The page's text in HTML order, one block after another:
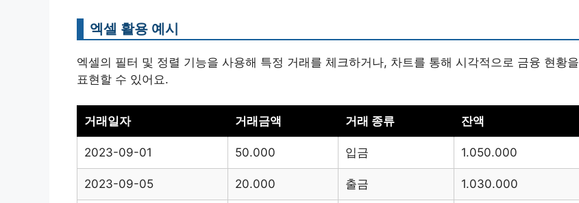
엑셀 활용 예시
엑셀의 필터 및 정렬 기능을 사용해 특정 거래를 체크하거나, 차트를 통해 시각적으로 금융 현황을
표현할 수 있어요.
거래일자 거래금액 거래 종류 잔액
2023-09-01 50.000 입금 1.050.000
2023-09-05 20.000 출금 1.030.000